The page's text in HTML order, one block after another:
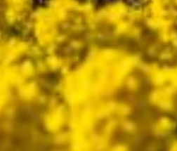
熱中症対策に買ってみた！ニトリ